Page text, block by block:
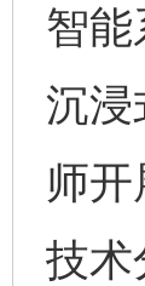
智能
沉浸
师
技术